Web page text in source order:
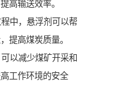
高输送效率。
中，悬浮剂可以帮
提高煤炭质量。
以减少煤矿开采和
工作环境的安全